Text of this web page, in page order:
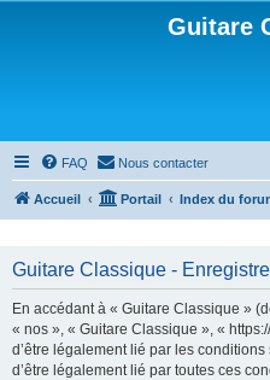
Guitare
FAQ Nous contacter
Accueil Portail Index du
Guitare Classique -
En accédant à « Guitare Classique »
« nos », « Guitare Classique », «
d’être légalement lié par les
d’être légalement lié par toutes ces